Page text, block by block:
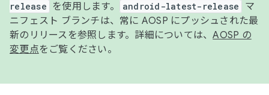
release
を使用します。 android-latest-release
マ
ニフェスト ブランチは、常に AOSP にプッシュされた最
新のリリースを参照します。詳細については、AOSP の
変更点をご覧ください。